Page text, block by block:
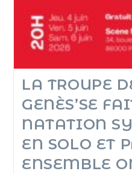
LA TROUPE
GENÈS’SE
NATATION
EN SOLO ET
ENSEMBLE